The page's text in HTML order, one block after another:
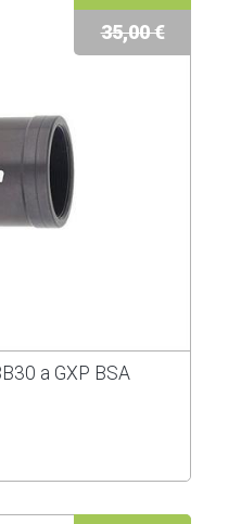
35,00 €
a GXP BSA